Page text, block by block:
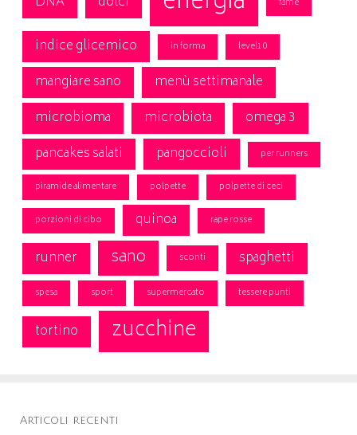
indice glicemico in forma level10
mangiare sano
menù settimanale
microbioma
microbiota
omega 3
pancakes salati
pangoccioli per runners
piramide alimentare polpette polpette di ceci
porzioni di cibo quinoa rape rosse
runner sano sconti spaghetti
spesa sport supermercato tessere punti
tortino zucchine
Articoli recenti